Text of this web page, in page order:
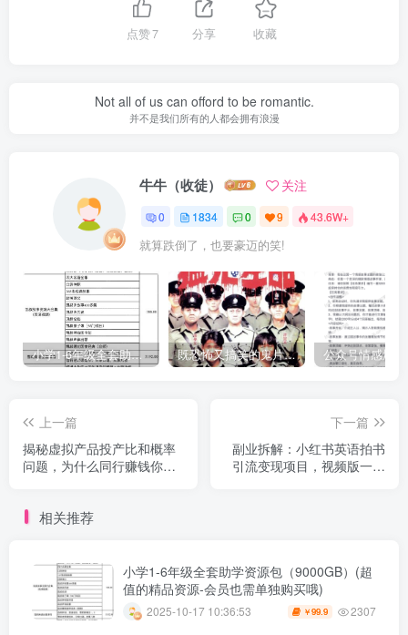
点赞7 分享 收藏
Not all of us can offord to be romantic.
并不是我们所有的人都会拥有浪漫
牛牛（收徒） 关注
0 1834 0 9 43.6W+
就算跌倒了，也要豪迈的笑!
小学1-6年级全套助学资源包（9000GB）(超值的精品资源-会员也需单独购买哦) 既恐怖又搞笑的鬼片（10部猛鬼恐怖片都是喜剧片）
上一篇
揭秘虚拟产品投产比和概率
问题，为什么同行赚钱你却
下一篇
副业拆解：小红书英语拍书
引流变现项目，视频版一条
相关推荐
小学1-6年级全套助学资源包（9000GB）(超
值的精品资源-会员也需单独购买哦)
2025-10-17 10:36:53 ￥99.9 2307